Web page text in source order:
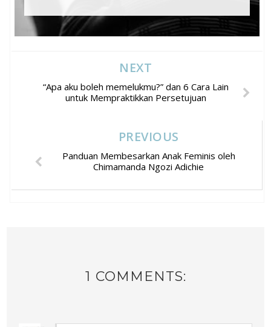
NEXT
“Apa aku boleh memelukmu?” dan 6 Cara Lain
untuk Mempraktikkan Persetujuan
PREVIOUS
Panduan Membesarkan Anak Feminis oleh
Chimamanda Ngozi Adichie
1 COMMENTS: